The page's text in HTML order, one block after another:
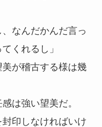
、なんだかんだ言っ
くれるし」
が稽古する様は幾
は強い望美だ。
印しなければいけ